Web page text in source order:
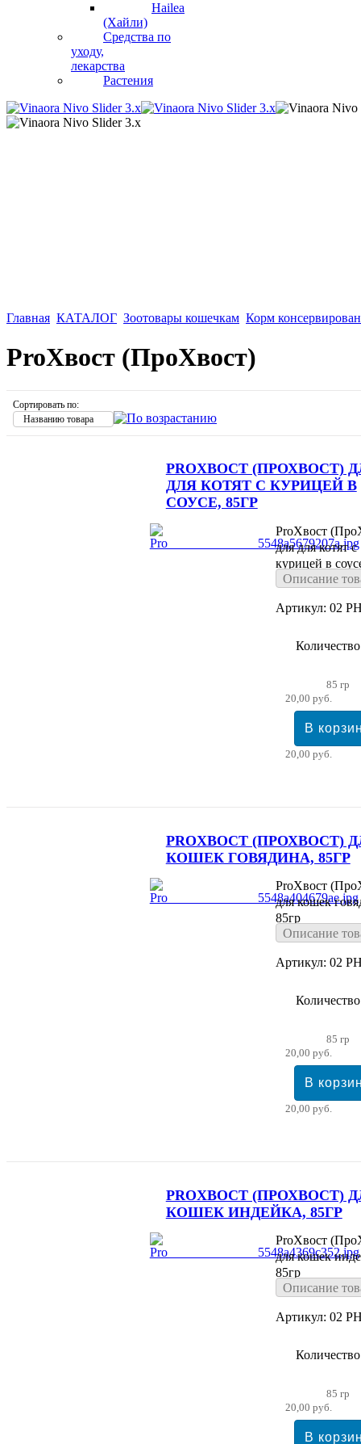
Hailea
(Хайли)
Средства по
уходу,
лекарства
Растения
Главная КАТАЛОГ Зоотовары кошечкам Корм
ProХвост (ПроХвост)
Сортировать по:
Названию товара
PROХВОСТ (ПРОХВОСТ)
ДЛЯ КОТЯТ С КУРИЦЕЙ В
СОУСЕ, 85ГР
ProХвост
для для котят с
курицей в
Описание
Артикул: 02
85 гр
20,00 руб.
20,00 руб.
PROХВОСТ (ПРОХВОСТ)
КОШЕК ГОВЯДИНА, 85ГР
ProХвост
для кошек
85гр
Описание
Артикул: 02
85 гр
20,00 руб.
20,00 руб.
PROХВОСТ (ПРОХВОСТ)
КОШЕК ИНДЕЙКА, 85ГР
ProХвост
для кошек
85гр
Описание
Артикул: 02
85 гр
20,00 руб.